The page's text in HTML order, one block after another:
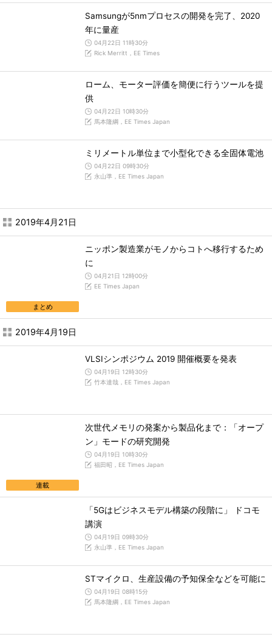
Samsungが5nmプロセスの開発を完了、2020
年に量産
04月22日 11時30分
Rick Merritt，EE Times
ローム、モーター評価を簡便に行うツールを提
供
04月22日 10時30分
馬本隆綱，EE Times Japan
ミリメートル単位まで小型化できる全固体電池
04月22日 09時30分
永山準，EE Times Japan
2019年4月21日
まとめ
ニッポン製造業がモノからコトへ移行するため
に
04月21日 12時00分
EE Times Japan
2019年4月19日
VLSIシンポジウム 2019 開催概要を発表
04月19日 12時30分
竹本達哉，EE Times Japan
連載
次世代メモリの発案から製品化まで：「オープ
ン」モードの研究開発
04月19日 10時30分
福田昭，EE Times Japan
「5Gはビジネスモデル構築の段階に」 ドコモ
講演
04月19日 09時30分
永山準，EE Times Japan
STマイクロ、生産設備の予知保全などを可能に
04月19日 08時15分
馬本隆綱，EE Times Japan